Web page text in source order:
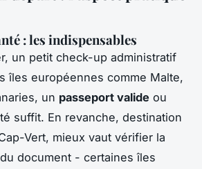
: les indispensables
un petit check-up administratif
îles européennes comme Malte,
un passeport valide ou
suffit. En revanche, destination
Vert, mieux vaut vérifier la
document - certaines îles